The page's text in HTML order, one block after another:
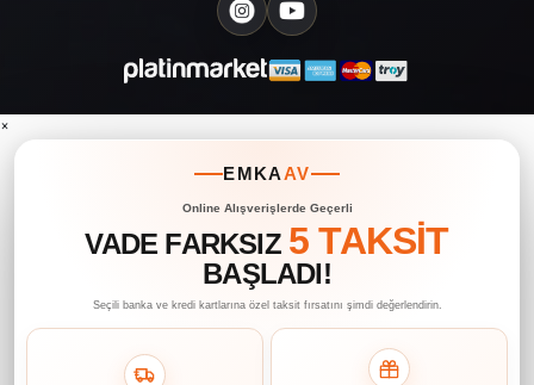
×
EMKAAV
Online Alışverişlerde Geçerli
VADE FARKSIZ 5 TAKSİT
BAŞLADI!
Seçili banka ve kredi kartlarına özel taksit fırsatını şimdi değerlendirin.